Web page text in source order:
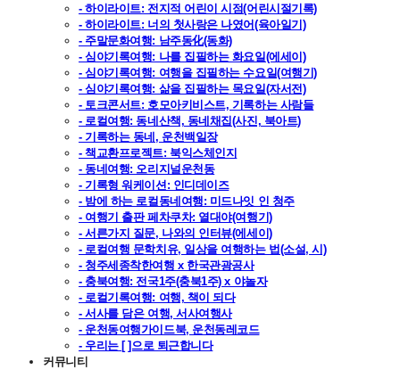
- 하이라이트: 전지적 어린이 시점(어린시절기록)
- 하이라이트: 너의 첫사랑은 나였어(육아일기)
- 주말문화여행: 남주동化(동화)
- 심야기록여행: 나를 집필하는 화요일(에세이)
- 심야기록여행: 여행을 집필하는 수요일(여행기)
- 심야기록여행: 삶을 집필하는 목요일(자서전)
- 토크콘서트: 호모아키비스트, 기록하는 사람들
- 로컬여행: 동네산책, 동네채집(사진, 북아트)
- 기록하는 동네, 운천백일장
- 책교환프로젝트: 북익스체인지
- 동네여행: 오리지널운천동
- 기록형 워케이션: 인디데이즈
- 밤에 하는 로컬동네여행: 미드나잇 인 청주
- 여행기 출판 페차쿠차: 열대야(여행기)
- 서른가지 질문, 나와의 인터뷰(에세이)
- 로컬여행 문학치유, 일상을 여행하는 법(소설, 시)
- 청주세종착한여행 x 한국관광공사
- 충북여행: 전국1주(충북1주) x 야놀자
- 로컬기록여행: 여행, 책이 되다
- 서사를 담은 여행, 서사여행사
- 운천동여행가이드북, 운천동레코드
- 우리는 [ ]으로 퇴근합니다
커뮤니티